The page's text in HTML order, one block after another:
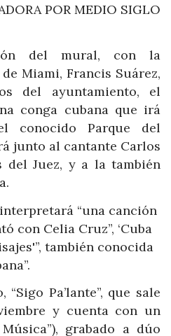
POR MEDIO SIGLO
del mural, con la
Miami, Francis Suárez,
del ayuntamiento, el
conga cubana que irá
conocido Parque del
junto al cantante Carlos
del Juez, y a la también
“una canción
con Celia Cruz”, ‘Cuba
también conocida
Pa’lante”, que sale
y cuenta con un
grabado a dúo